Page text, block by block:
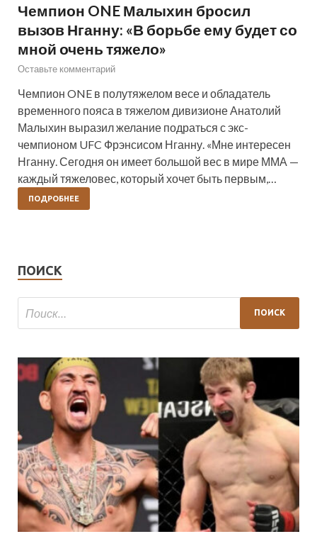
Чемпион ONE Малыхин бросил
вызов Нганну: «В борьбе ему будет со
мной очень тяжело»
Оставьте комментарий
Чемпион ONE в полутяжелом весе и обладатель
временного пояса в тяжелом дивизионе Анатолий
Малыхин выразил желание подраться с экс-
чемпионом UFC Фрэнсисом Нганну. «Мне интересен
Нганну. Сегодня он имеет большой вес в мире ММА —
каждый тяжеловес, который хочет быть первым,…
ПОДРОБНЕЕ
ПОИСК